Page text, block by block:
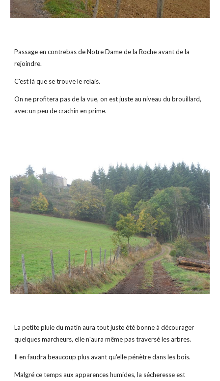
Passage en contrebas de Notre Dame de la Roche avant de la
rejoindre.
C'est là que se trouve le relais.
On ne profitera pas de la vue, on est juste au niveau du brouillard,
avec un peu de crachin en prime.
La petite pluie du matin aura tout juste été bonne à décourager
quelques marcheurs, elle n'aura même pas traversé les arbres.
Il en faudra beaucoup plus avant qu'elle pénètre dans les bois.
Malgré ce temps aux apparences humides, la sécheresse est